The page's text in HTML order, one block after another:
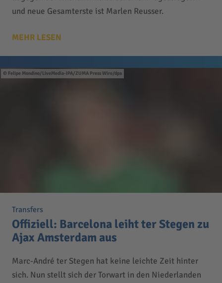
und neue Gesamterste ist Marlen Reusser.
MEHR LESEN
Felipe Mondino/LiveMedia-IPA/ZUMA Press Wire/dpa
Transfers
Offiziell: Barcelona leiht ter Stegen zu
Ajax Amsterdam aus
Marc-André ter Stegen hat keine leichte Zeit hinter
sich. Nun stellt sich der Torwart in den Niederlanden